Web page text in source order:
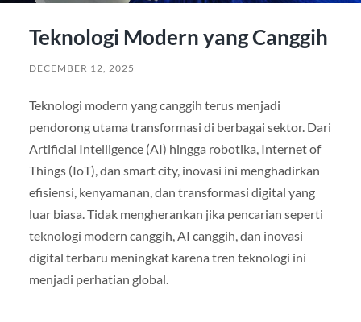
Teknologi Modern yang Canggih
DECEMBER 12, 2025
Teknologi modern yang canggih terus menjadi
pendorong utama transformasi di berbagai sektor. Dari
Artificial Intelligence (AI) hingga robotika, Internet of
Things (IoT), dan smart city, inovasi ini menghadirkan
efisiensi, kenyamanan, dan transformasi digital yang
luar biasa. Tidak mengherankan jika pencarian seperti
teknologi modern canggih, AI canggih, dan inovasi
digital terbaru meningkat karena tren teknologi ini
menjadi perhatian global.